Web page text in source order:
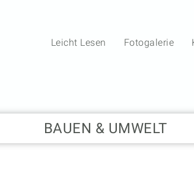
Leicht Lesen Fotogalerie
BAUEN & UMWELT